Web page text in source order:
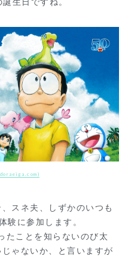
スネ夫、しずかのいつも
験に参加します。
たことを知らないのび太
ゃないか、と言いますが